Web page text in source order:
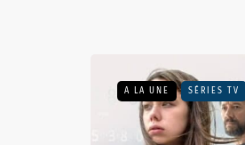
A LA UNE SÉRIES TV